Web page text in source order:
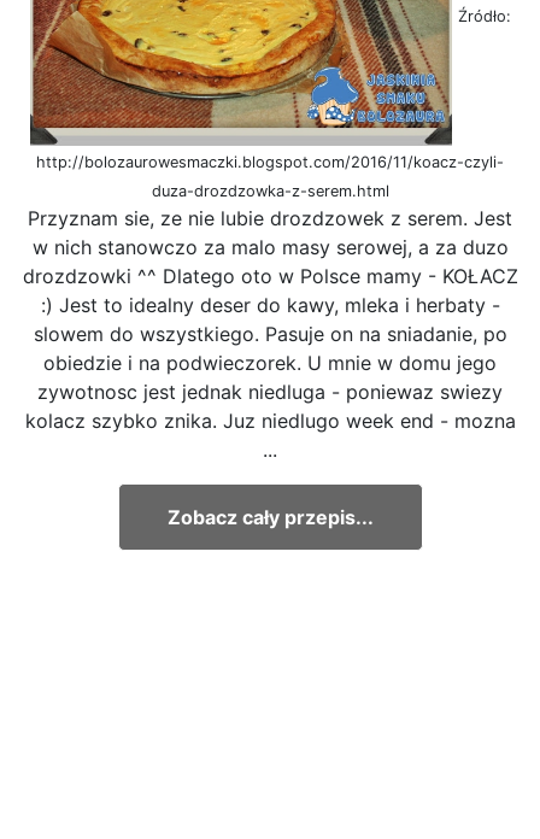
Źródło:
http://bolozaurowesmaczki.blogspot.com/2016/11/koacz-czyli-
duza-drozdzowka-z-serem.html
Przyznam sie, ze nie lubie drozdzowek z serem. Jest
w nich stanowczo za malo masy serowej, a za duzo
drozdzowki ^^ Dlatego oto w Polsce mamy - KOŁACZ
:) Jest to idealny deser do kawy, mleka i herbaty -
slowem do wszystkiego. Pasuje on na sniadanie, po
obiedzie i na podwieczorek. U mnie w domu jego
zywotnosc jest jednak niedluga - poniewaz swiezy
kolacz szybko znika. Juz niedlugo week end - mozna
...
Zobacz cały przepis...